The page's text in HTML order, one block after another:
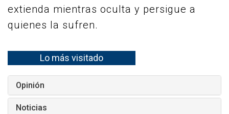
extienda mientras oculta y persigue a
quienes la sufren.
Lo más visitado
Opinión
Noticias